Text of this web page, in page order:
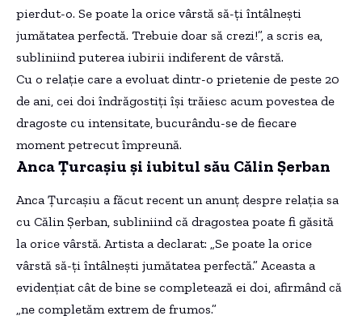
pierdut-o. Se poate la orice vârstă să-ți întâlnești
jumătatea perfectă. Trebuie doar să crezi!”, a scris ea,
subliniind puterea iubirii indiferent de vârstă.
Cu o relație care a evoluat dintr-o prietenie de peste 20
de ani, cei doi îndrăgostiți își trăiesc acum povestea de
dragoste cu intensitate, bucurându-se de fiecare
moment petrecut împreună.
Anca Țurcașiu și iubitul său Călin Șerban
Anca Țurcașiu a făcut recent un anunț despre relația sa
cu Călin Șerban, subliniind că dragostea poate fi găsită
la orice vârstă. Artista a declarat: „Se poate la orice
vârstă să-ți întâlnești jumătatea perfectă.” Aceasta a
evidențiat cât de bine se completează ei doi, afirmând că
„ne completăm extrem de frumos.”